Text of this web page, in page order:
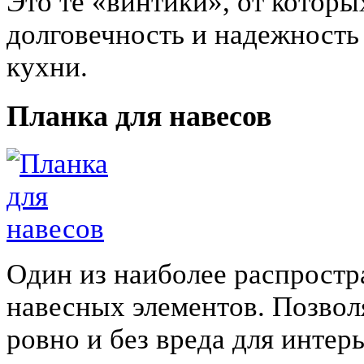
долговечность и
кухни.
Планка для навесов
Один из наиболее
навесных элементов.
ровно и без вреда для